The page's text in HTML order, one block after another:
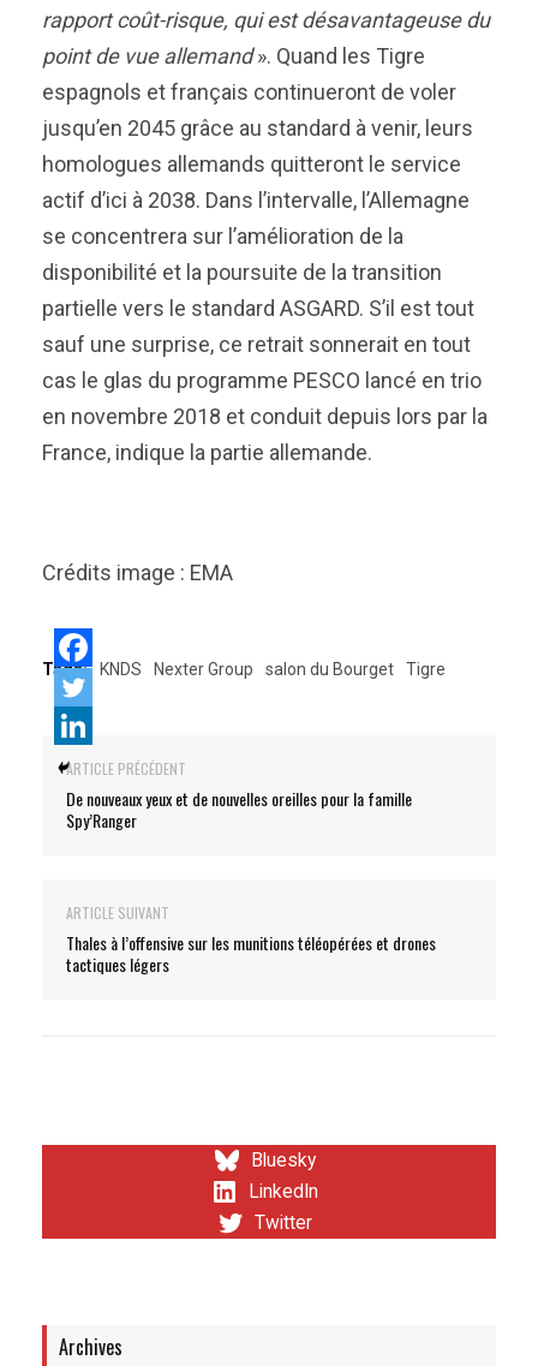
rapport coût-risque, qui est désavantageuse du
point de vue allemand». Quand les Tigre
espagnols et français continueront de voler
jusqu’en 2045 grâce au standard à venir, leurs
homologues allemands quitteront le service
actif d’ici à 2038. Dans l’intervalle, l’Allemagne
se concentrera sur l’amélioration de la
disponibilité et la poursuite de la transition
partielle vers le standard ASGARD. S’il est tout
sauf une surprise, ce retrait sonnerait en tout
cas le glas du programme PESCO lancé en trio
en novembre 2018 et conduit depuis lors par la
France, indique la partie allemande.
Crédits image : EMA
Tags: KNDS Nexter Group salon du Bourget Tigre
ARTICLE PRÉCÉDENT
De nouveaux yeux et de nouvelles oreilles pour la famille
Spy’Ranger
ARTICLE SUIVANT
Thales à l’offensive sur les munitions téléopérées et drones
tactiques légers
Bluesky
LinkedIn
Twitter
Archives